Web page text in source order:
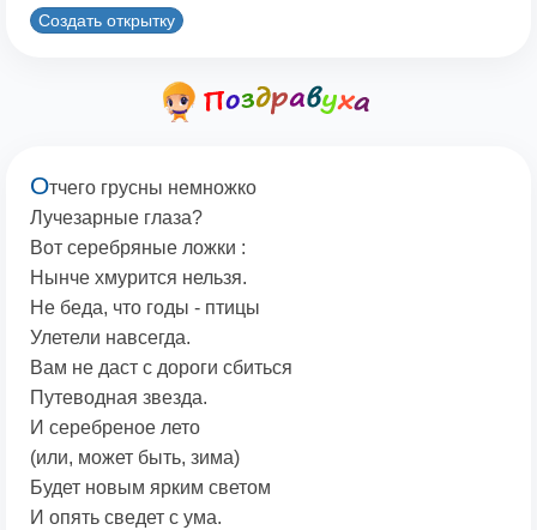
Создать открытку
Отчего грусны немножко
Лучезарные глаза?
Вот серебряные ложки :
Нынче хмурится нельзя.
Не беда, что годы - птицы
Улетели навсегда.
Вам не даст с дороги сбиться
Путеводная звезда.
И серебреное лето
(или, может быть, зима)
Будет новым ярким светом
И опять сведет с ума.